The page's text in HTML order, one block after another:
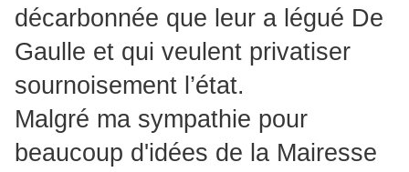
décarbonnée que leur a légué De
Gaulle et qui veulent privatiser
sournoisement l’état.
Malgré ma sympathie pour
beaucoup d'idées de la Mairesse